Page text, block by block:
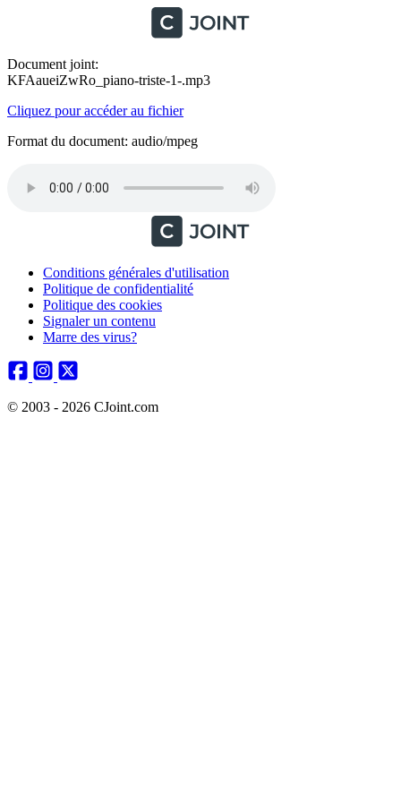
Document joint:
KFAaueiZwRo_piano-triste-1-.mp3
Cliquez pour accéder au fichier
Format du document: audio/mpeg
Conditions générales d'utilisation
Politique de confidentialité
Politique des cookies
Signaler un contenu
Marre des virus?
© 2003 - 2026 CJoint.com